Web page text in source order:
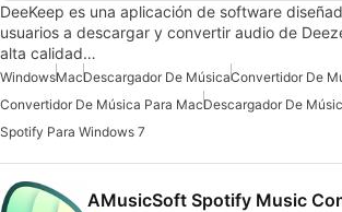
DeeKeep es una aplicación de software
usuarios a descargar y convertir audio de
alta calidad…
WindowsMacDescargador De MúsicaConvertidor De
Convertidor De Música Para MacDescargador De
Spotify Para Windows 7
AMusicSoft Spotify Music